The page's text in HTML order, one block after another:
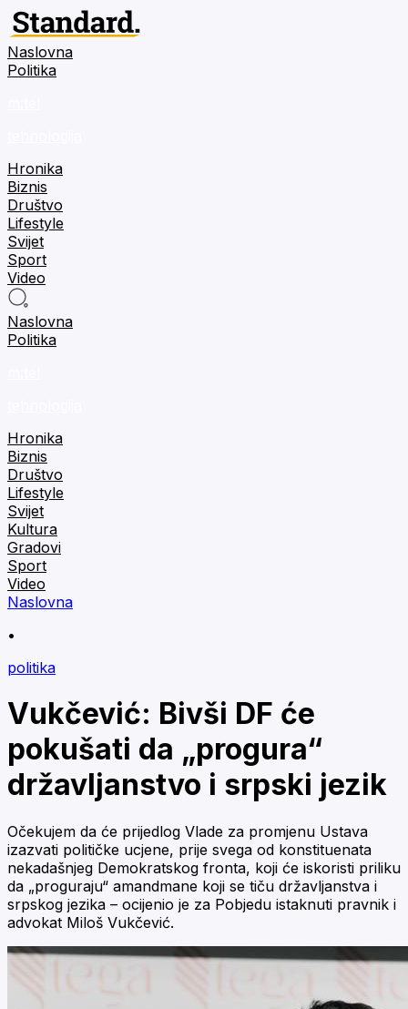
Naslovna
Politika
Hronika
Biznis
Društvo
Lifestyle
Svijet
Sport
Video
Naslovna
Politika
Hronika
Biznis
Društvo
Lifestyle
Svijet
Kultura
Gradovi
Sport
Video
Naslovna
•
politika
Vukčević: Bivši DF će
pokušati da „progura“
državljanstvo i srpski jezik
Očekujem da će prijedlog Vlade za promjenu Ustava
izazvati političke ucjene, prije svega od konstituenata
nekadašnjeg Demokratskog fronta, koji će iskoristi priliku
da „proguraju“ amandmane koji se tiču državljanstva i
srpskog jezika – ocijenio je za Pobjedu istaknuti pravnik i
advokat Miloš Vukčević.